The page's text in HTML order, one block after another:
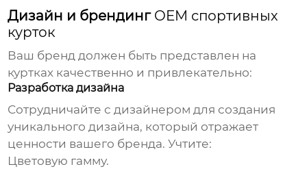
Дизайн и брендинг OEM спортивных
курток
Ваш бренд должен быть представлен на
куртках качественно и привлекательно:
Разработка дизайна
Сотрудничайте с дизайнером для создания
уникального дизайна, который отражает
ценности вашего бренда. Учтите:
Цветовую гамму.